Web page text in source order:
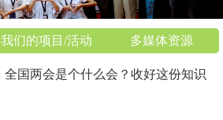
我们的项目/活动 多媒体资源
全国两会是个什么会？收好这份知识